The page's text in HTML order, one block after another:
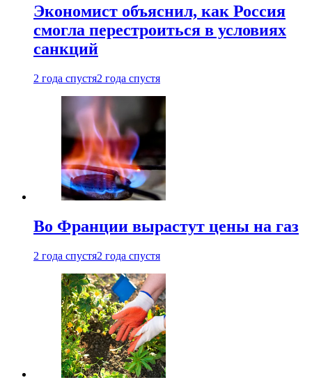
Экономист объяснил, как Россия
смогла перестроиться в условиях
санкций
2 года спустя2 года спустя
Во Франции вырастут цены на газ
2 года спустя2 года спустя